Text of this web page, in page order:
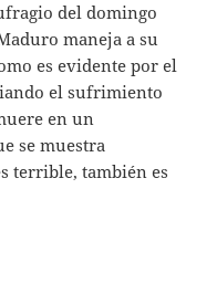
del domingo
maneja a su
es evidente por el
el sufrimiento
en un
se muestra
terrible, también es